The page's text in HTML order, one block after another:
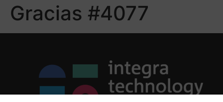
Gracias #4077